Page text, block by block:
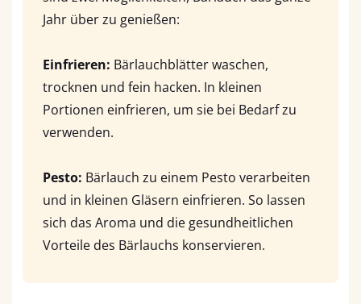
Jahr über zu genießen:
Einfrieren: Bärlauchblätter waschen,
trocknen und fein hacken. In kleinen
Portionen einfrieren, um sie bei Bedarf zu
verwenden.
Pesto: Bärlauch zu einem Pesto verarbeiten
und in kleinen Gläsern einfrieren. So lassen
sich das Aroma und die gesundheitlichen
Vorteile des Bärlauchs konservieren.